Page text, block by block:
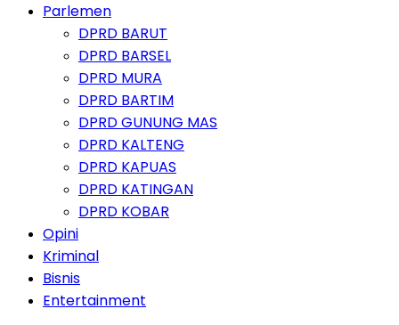
Parlemen
DPRD BARUT
DPRD BARSEL
DPRD MURA
DPRD BARTIM
DPRD GUNUNG MAS
DPRD KALTENG
DPRD KAPUAS
DPRD KATINGAN
DPRD KOBAR
Opini
Kriminal
Bisnis
Entertainment